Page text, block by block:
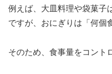
例えば、大皿料理や袋菓子
ですが、おにぎりは「何個
そのため、食事量をコント